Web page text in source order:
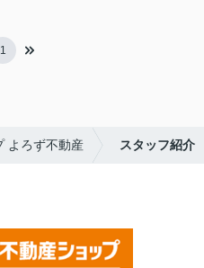
1
よろず不動産 スタッフ紹介